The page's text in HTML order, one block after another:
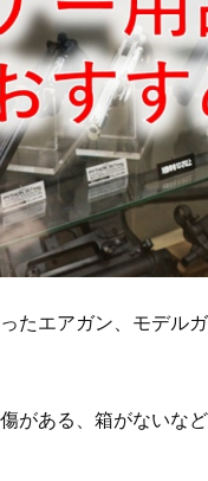
たエアガン、モデル
がある、箱がないな